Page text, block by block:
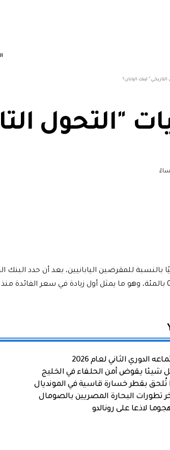
لبنك اليابان؟
"التحول
بالنسبة للمقرضين اليابانيين، بعد أن حدد البنك
الدوري الثاني لعام 2026
شيئا يقوض أمن الحلفاء في الخليج
بقطر خسارة قاسية في المونديال
تطورات البحارة المصريين بالصومال
لاذعا على رونالدو